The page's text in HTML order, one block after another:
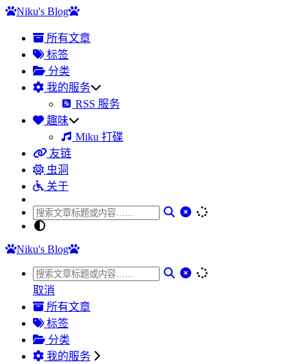
Niku's Blog
所有文章
标签
分类
我的服务
RSS 服务
趣味
Miku 打碟
友链
虫洞
关于
Niku's Blog
取消
所有文章
标签
分类
我的服务